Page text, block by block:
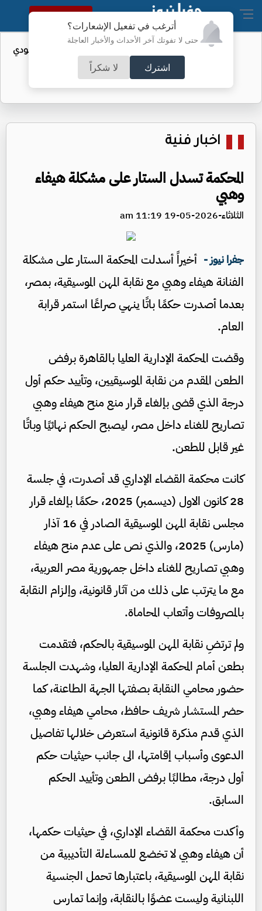
أترغب في تفعيل الإشعارات؟
حتى لا تفوتك آخر الأحداث والأخبار العاجلة
اشترك لا شكراً
النسخة الكاملة
واردات الولايات المتحدة من النفط السعودي
تهبط إلى الصفر
اخبار فنية
المحكمة تسدل الستار على مشكلة هيفاء
وهبي
الثلاثاء-2026-05-19 11:19 am
جفرا نيوز - أخيراً أسدلت المحكمة الستار على مشكلة
الفنانة هيفاء وهبي مع نقابة المهن الموسيقية، بمصر،
بعدما أصدرت حكمًا باتًا ينهي صراعًا استمر قرابة
العام.
وقضت المحكمة الإدارية العليا بالقاهرة برفض
الطعن المقدم من نقابة الموسيقيين، وتأييد حكم أول
درجة الذي قضى بإلغاء قرار منع منح هيفاء وهبي
تصاريح للغناء داخل مصر، ليصبح الحكم نهائيًا وباتًا
غير قابل للطعن.
كانت محكمة القضاء الإداري قد أصدرت، في جلسة
28 كانون الاول (ديسمبر) 2025، حكمًا بإلغاء قرار
مجلس نقابة المهن الموسيقية الصادر في 16 آذار
(مارس) 2025، والذي نص على عدم منح هيفاء
وهبي تصاريح للغناء داخل جمهورية مصر العربية،
مع ما يترتب على ذلك من آثار قانونية، وإلزام النقابة
بالمصروفات وأتعاب المحاماة.
ولم ترتضِ نقابة المهن الموسيقية بالحكم، فتقدمت
بطعن أمام المحكمة الإدارية العليا، وشهدت الجلسة
حضور محامي النقابة بصفتها الجهة الطاعنة، كما
حضر المستشار شريف حافظ، محامي هيفاء وهبي،
الذي قدم مذكرة قانونية استعرض خلالها تفاصيل
الدعوى وأسباب إقامتها، الى جانب حيثيات حكم
أول درجة، مطالبًا برفض الطعن وتأييد الحكم
السابق.
وأكدت محكمة القضاء الإداري، في حيثيات حكمها،
أن هيفاء وهبي لا تخضع للمساءلة التأديبية من
نقابة المهن الموسيقية، باعتبارها تحمل الجنسية
اللبنانية وليست عضوًا بالنقابة، وإنما تمارس